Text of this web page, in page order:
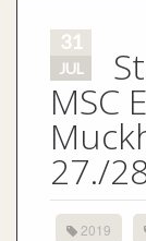
31
JUL
MSC
27./
2019